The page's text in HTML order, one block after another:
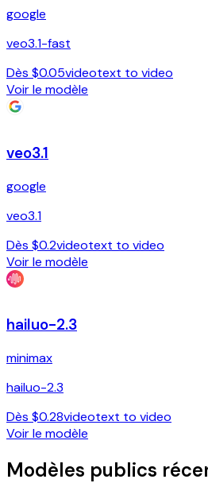
google
veo3.1-fast
Dès $0.05videotext to video
Voir le modèle
veo3.1
google
veo3.1
Dès $0.2videotext to video
Voir le modèle
hailuo-2.3
minimax
hailuo-2.3
Dès $0.28videotext to video
Voir le modèle
Modèles publics